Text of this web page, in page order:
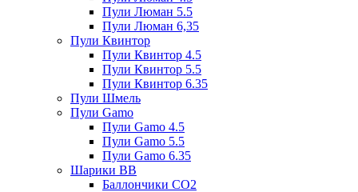
Пули Люман 5.5
Пули Люман 6,35
Пули Квинтор
Пули Квинтор 4.5
Пули Квинтор 5.5
Пули Квинтор 6.35
Пули Шмель
Пули Gamo
Пули Gamo 4.5
Пули Gamo 5.5
Пули Gamo 6.35
Шарики BB
Баллончики CO2